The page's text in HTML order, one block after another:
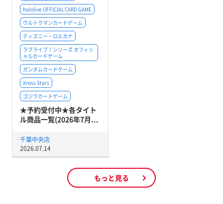
hololive OFFICIAL CARD GAME
ウルトラマンカードゲーム
ディズニー・ロルカナ
ラブライブ！シリーズ オフィシ
ャルカードゲーム
ガンダムカードゲーム
Xross Stars
ゴジラカードゲーム
★予約受付中★各タイト
ル商品一覧(2026年7月...
千葉中央店
2026.07.14
もっと見る